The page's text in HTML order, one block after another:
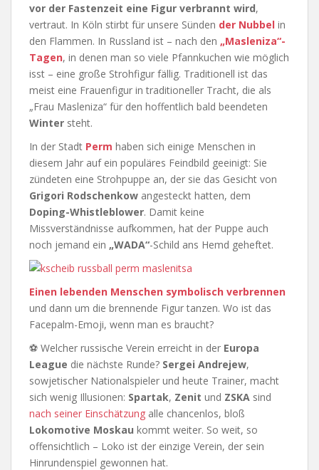
vor der Fastenzeit eine Figur verbrannt wird,
vertraut. In Köln stirbt für unsere Sünden der Nubbel in
den Flammen. In Russland ist – nach den „Masleniza“-
Tagen, in denen man so viele Pfannkuchen wie möglich
isst – eine große Strohfigur fällig. Traditionell ist das
meist eine Frauenfigur in traditioneller Tracht, die als
„Frau Masleniza“ für den hoffentlich bald beendeten
Winter steht.
In der Stadt Perm haben sich einige Menschen in
diesem Jahr auf ein populäres Feindbild geeinigt: Sie
zündeten eine Strohpuppe an, der sie das Gesicht von
Grigori Rodschenkow angesteckt hatten, dem
Doping-Whistleblower. Damit keine
Missverständnisse aufkommen, hat der Puppe auch
noch jemand ein „WADA“-Schild ans Hemd geheftet.
Einen lebenden Menschen symbolisch verbrennen
und dann um die brennende Figur tanzen. Wo ist das
Facepalm-Emoji, wenn man es braucht?
⚽ Welcher russische Verein erreicht in der Europa
League die nächste Runde? Sergei Andrejew,
sowjetischer Nationalspieler und heute Trainer, macht
sich wenig Illusionen: Spartak, Zenit und ZSKA sind
nach seiner Einschätzung alle chancenlos, bloß
Lokomotive Moskau kommt weiter. So weit, so
offensichtlich – Loko ist der einzige Verein, der sein
Hinrundenspiel gewonnen hat.